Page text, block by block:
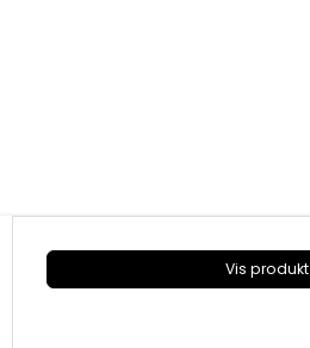
Vis produkt